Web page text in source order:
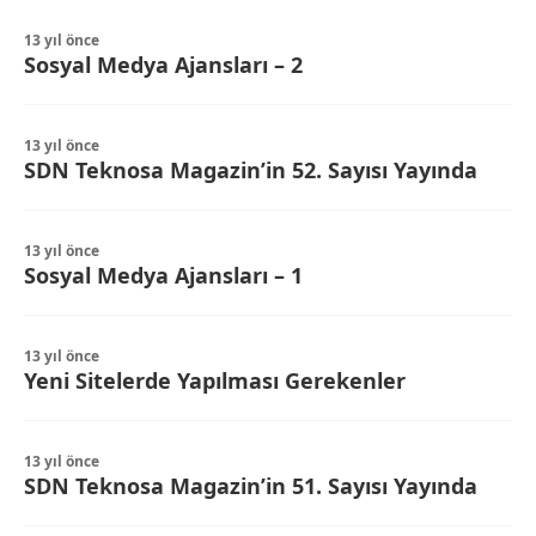
13 yıl önce
Sosyal Medya Ajansları – 2
13 yıl önce
SDN Teknosa Magazin’in 52. Sayısı Yayında
13 yıl önce
Sosyal Medya Ajansları – 1
13 yıl önce
Yeni Sitelerde Yapılması Gerekenler
13 yıl önce
SDN Teknosa Magazin’in 51. Sayısı Yayında